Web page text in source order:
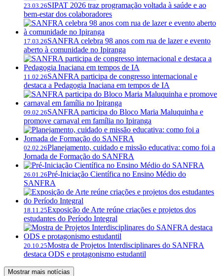
23.03.26SIPAT 2026 traz programação voltada à saúde e ao
bem-estar dos colaboradores
17.03.26SANFRA celebra 98 anos com rua de lazer e evento
aberto à comunidade no Ipiranga
11.02.26SANFRA participa de congresso internacional e
destaca a Pedagogia Inaciana em tempos de IA
09.02.26SANFRA participa do Bloco Maria Maluquinha e
promove carnaval em família no Ipiranga
02.02.26Planejamento, cuidado e missão educativa: como foi a
Jornada de Formação do SANFRA
26.01.26Pré-Iniciação Científica no Ensino Médio do
SANFRA
18.11.25Exposição de Arte reúne criações e projetos dos
estudantes do Período Integral
20.10.25Mostra de Projetos Interdisciplinares do SANFRA
destaca ODS e protagonismo estudantil
Mostrar mais notícias